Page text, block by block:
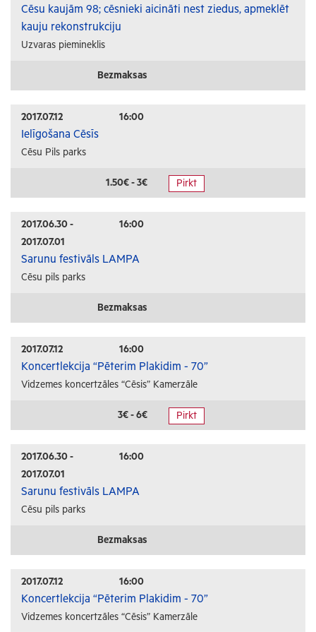
Sports
Florbols
Slēpošana
Izglītība
Konferences
Kursi un semināri
Radošās darbnīcas
Lekcijas
Interešu pasākumi
Ģimenēm ar bērniem
Cēsu kaujām 98; cēsnieki aicināti nest ziedus, apmeklēt
kauju rekonstrukciju
Uzvaras piemineklis
Bezmaksas
2017.07.12 16:00
Ielīgošana Cēsīs
Cēsu Pils parks
1.50€ - 3€ Pirkt
2017.06.30 -
2017.07.01
16:00
Sarunu festivāls LAMPA
Cēsu pils parks
Bezmaksas
2017.07.12 16:00
Koncertlekcija “Pēterim Plakidim - 70”
Vidzemes koncertzāles “Cēsis” Kamerzāle
3€ - 6€ Pirkt
2017.06.30 -
2017.07.01
16:00
Sarunu festivāls LAMPA
Cēsu pils parks
Bezmaksas
2017.07.12 16:00
Koncertlekcija “Pēterim Plakidim - 70”
Vidzemes koncertzāles “Cēsis” Kamerzāle